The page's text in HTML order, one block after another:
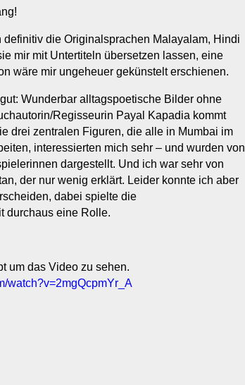
definitiv die Originalsprachen Malayalam, Hindi
mir mit Untertiteln übersetzen lassen, eine
wäre mir ungeheuer gekünstelt erschienen.
Wunderbar alltagspoetische Bilder ohne
Regisseurin Payal Kapadia kommt
drei zentralen Figuren, die alle in Mumbai im
interessierten mich sehr – und wurden von
dargestellt. Und ich war sehr von
der nur wenig erklärt. Leider konnte ich aber
dabei spielte die
durchaus eine Rolle.
um das Video zu sehen.
watch?v=2mgQcpmYr_A